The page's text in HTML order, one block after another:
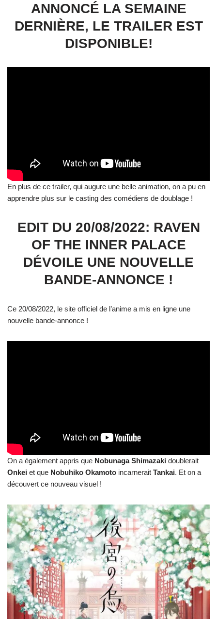
ANNONCÉ LA SEMAINE
DERNIÈRE, LE TRAILER EST
DISPONIBLE!
En plus de ce trailer, qui augure une belle animation, on a pu en
apprendre plus sur le casting des comédiens de doublage !
EDIT DU 20/08/2022: RAVEN
OF THE INNER PALACE
DÉVOILE UNE NOUVELLE
BANDE-ANNONCE !
Ce 20/08/2022, le site officiel de l’anime a mis en ligne une
nouvelle bande-annonce !
On a également appris que Nobunaga Shimazaki doublerait
Onkei et que Nobuhiko Okamoto incarnerait Tankai. Et on a
découvert ce nouveau visuel !